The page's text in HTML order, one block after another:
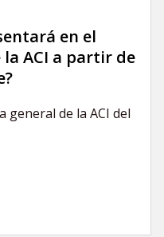
en el
la ACI a partir de
general de la ACI del